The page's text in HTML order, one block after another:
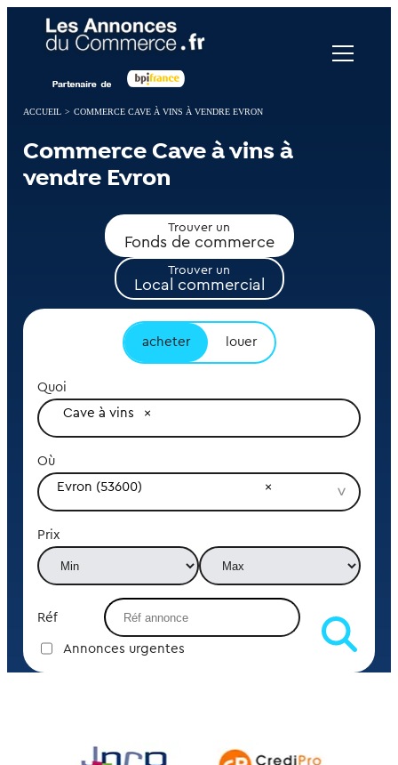
ACCUEIL > COMMERCE CAVE À VINS À VENDRE EVRON
Commerce Cave à vins à
vendre Evron
Trouver un
Fonds de commerce
Trouver un
Local commercial
acheter louer
Quoi
Cave à vins
Où
Evron (53600)
Prix
Réf
Annonces urgentes
Panneau de gestion des cookies